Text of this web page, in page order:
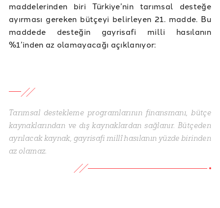
maddelerinden biri Türkiye’nin tarımsal desteğe
ayırması gereken bütçeyi belirleyen 21. madde. Bu
maddede desteğin gayrisafi milli hasılanın
%1’inden az olamayacağı açıklanıyor:
Tarımsal destekleme programlarının finansmanı, bütçe
kaynaklarından ve dış kaynaklardan sağlanır. Bütçeden
ayrılacak kaynak, gayrisafi millî hasılanın yüzde birinden
az olamaz.